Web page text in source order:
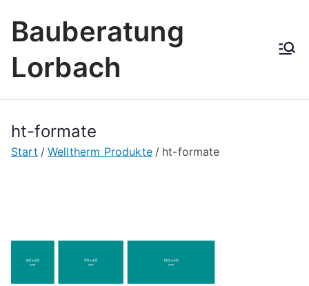
InhaltBauberatung
Lorbach
ht-formate
Start Welltherm Produkte ht-formate